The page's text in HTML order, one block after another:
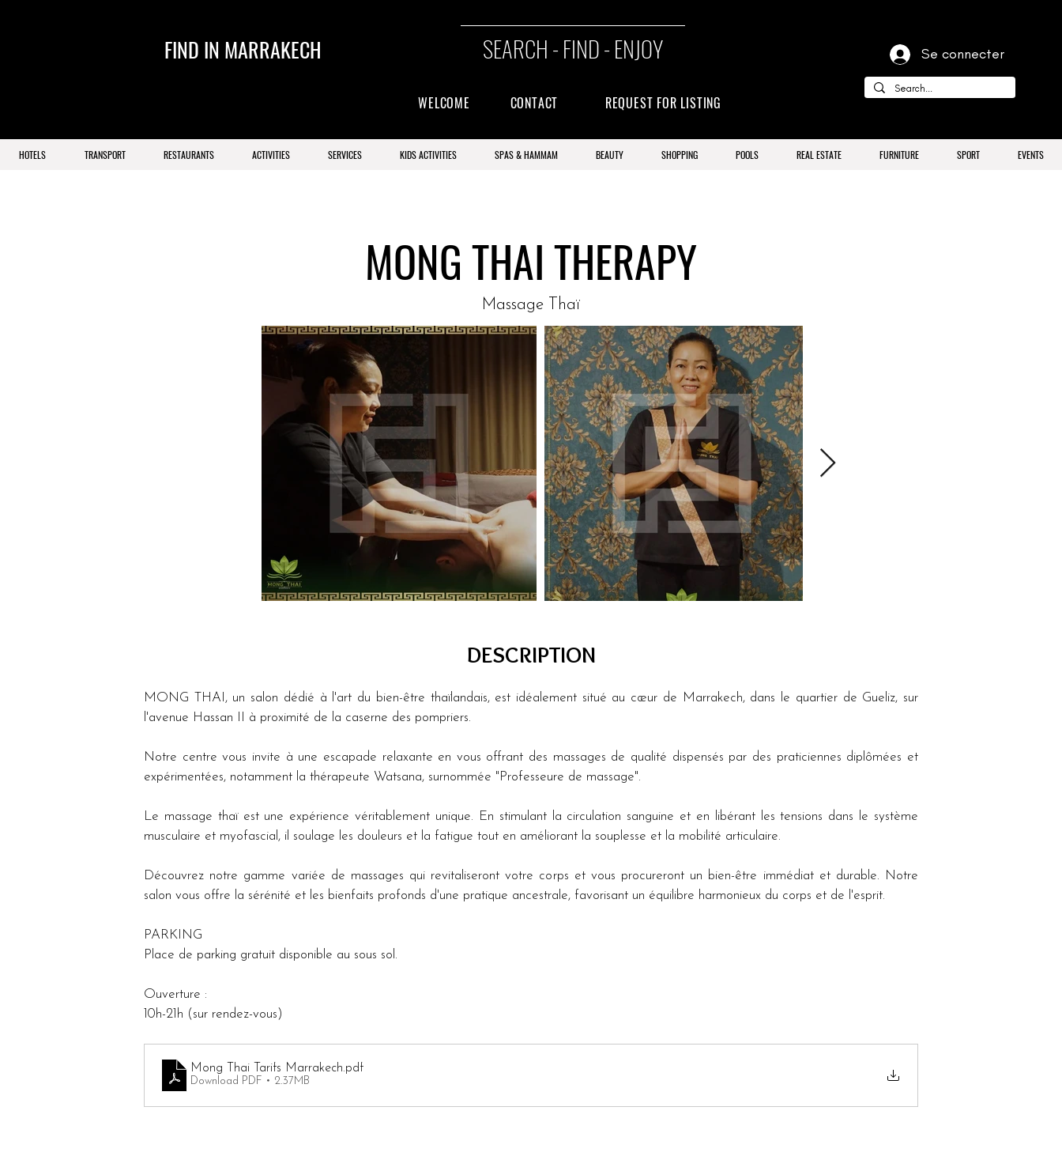
FIND IN MARRAKECH SEARCH - FIND - ENJOY
WELCOME CONTACT REQUEST FOR LISTING
Se connecter
HOTELS TRANSPORT RESTAURANTS ACTIVITIES SERVICES KIDS ACTIVITIES SPAS & HAMMAM BEAUTY SHOPPING POOLS REAL ESTATE FURNITURE SPORT EVENTS
MONG THAI THERAPY
Massage Thaï
DESCRIPTION
MONG THAI, un salon dédié à l'art du bien-être thaïlandais, est idéalement situé au cœur de Marrakech, dans le quartier de Gueliz, sur
l'avenue Hassan II à proximité de la caserne des pompriers.
Notre centre vous invite à une escapade relaxante en vous offrant des massages de qualité dispensés par des praticiennes diplômées et
expérimentées, notamment la thérapeute Watsana, surnommée "Professeure de massage".
Le massage thaï est une expérience véritablement unique. En stimulant la circulation sanguine et en libérant les tensions dans le système
musculaire et myofascial, il soulage les douleurs et la fatigue tout en améliorant la souplesse et la mobilité articulaire.
Découvrez notre gamme variée de massages qui revitaliseront votre corps et vous procureront un bien-être immédiat et durable. Notre
salon vous offre la sérénité et les bienfaits profonds d'une pratique ancestrale, favorisant un équilibre harmonieux du corps et de l'esprit.
PARKING
Place de parking gratuit disponible au sous sol.
Ouverture :
10h-21h (sur rendez-vous)
Mong Thai Tarifs Marrakech.pdf
Download PDF • 2.37MB